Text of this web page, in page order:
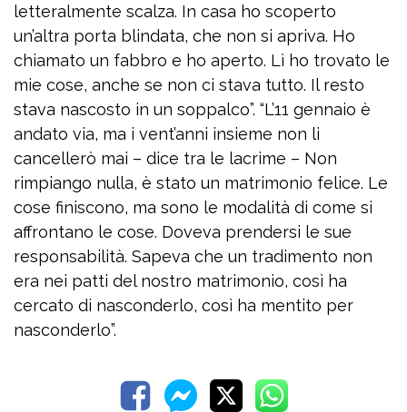
letteralmente scalza. In casa ho scoperto
un’altra porta blindata, che non si apriva. Ho
chiamato un fabbro e ho aperto. Lì ho trovato le
mie cose, anche se non ci stava tutto. Il resto
stava nascosto in un soppalco”. “L’11 gennaio è
andato via, ma i vent’anni insieme non li
cancellerò mai – dice tra le lacrime – Non
rimpiango nulla, è stato un matrimonio felice. Le
cose finiscono, ma sono le modalità di come si
affrontano le cose. Doveva prendersi le sue
responsabilità. Sapeva che un tradimento non
era nei patti del nostro matrimonio, così ha
cercato di nasconderlo, così ha mentito per
nasconderlo”.